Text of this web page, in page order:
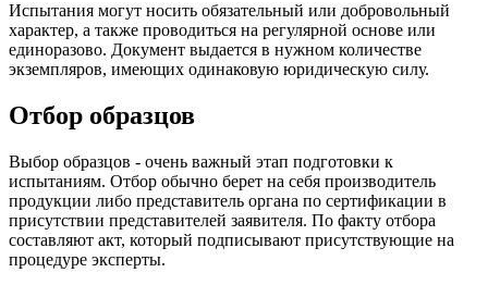
Испытания могут носить обязательный или добровольный
характер, а также проводиться на регулярной основе или
единоразово. Документ выдается в нужном количестве
экземпляров, имеющих одинаковую юридическую силу.
Отбор образцов
Выбор образцов - очень важный этап подготовки к
испытаниям. Отбор обычно берет на себя производитель
продукции либо представитель органа по сертификации в
присутствии представителей заявителя. По факту отбора
составляют акт, который подписывают присутствующие на
процедуре эксперты.